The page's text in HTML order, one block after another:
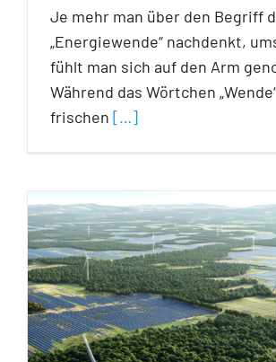
Je mehr man über den Begriff
„Energiewende“ nachdenkt,
fühlt man sich auf den Arm
Während das Wörtchen
frischen […]